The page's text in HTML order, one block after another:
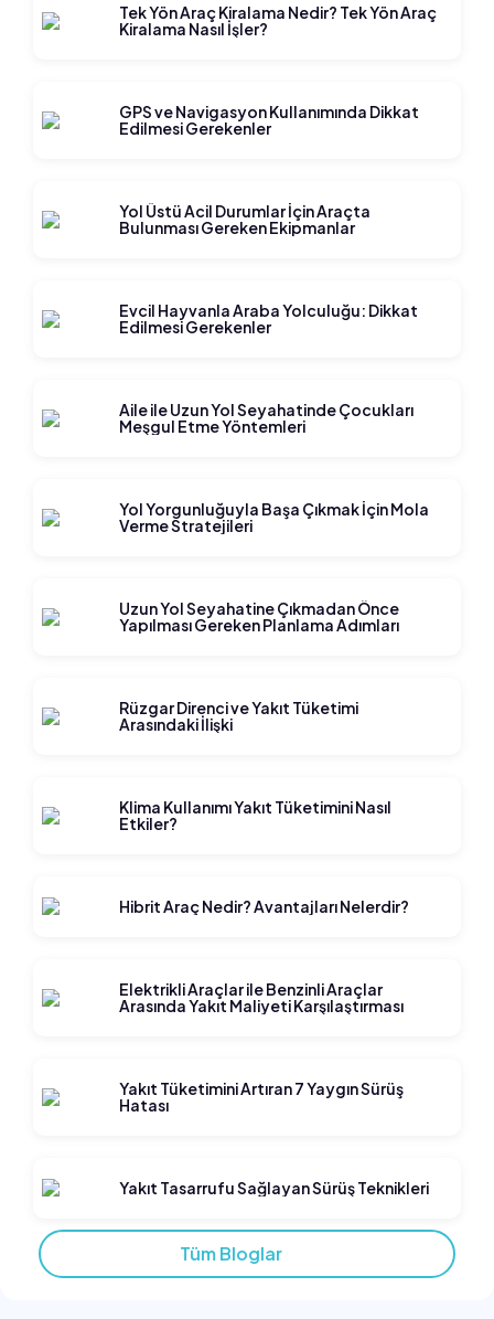
Tek Yön Araç Kiralama Nedir? Tek Yön Araç
Kiralama Nasıl İşler?
GPS ve Navigasyon Kullanımında Dikkat
Edilmesi Gerekenler
Yol Üstü Acil Durumlar İçin Araçta
Bulunması Gereken Ekipmanlar
Evcil Hayvanla Araba Yolculuğu: Dikkat
Edilmesi Gerekenler
Aile ile Uzun Yol Seyahatinde Çocukları
Meşgul Etme Yöntemleri
Yol Yorgunluğuyla Başa Çıkmak İçin Mola
Verme Stratejileri
Uzun Yol Seyahatine Çıkmadan Önce
Yapılması Gereken Planlama Adımları
Rüzgar Direnci ve Yakıt Tüketimi
Arasındaki İlişki
Klima Kullanımı Yakıt Tüketimini Nasıl
Etkiler?
Hibrit Araç Nedir? Avantajları Nelerdir?
Elektrikli Araçlar ile Benzinli Araçlar
Arasında Yakıt Maliyeti Karşılaştırması
Yakıt Tüketimini Artıran 7 Yaygın Sürüş
Hatası
Yakıt Tasarrufu Sağlayan Sürüş Teknikleri
Tüm Bloglar